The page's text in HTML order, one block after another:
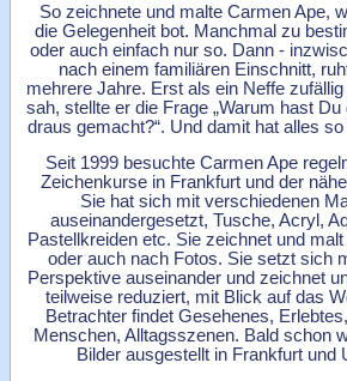
So zeichnete und malte Carmen Ape,
die Gelegenheit bot. Manchmal zu
oder auch einfach nur so. Dann -
nach einem familiären Einschnitt,
mehrere Jahre. Erst als ein Neffe
sah, stellte er die Frage „Warum hast
draus gemacht?“. Und damit hat alles
Seit 1999 besuchte Carmen Ape
Zeichenkurse in Frankfurt und der
Sie hat sich mit verschiedenen
auseinandergesetzt, Tusche, Acryl,
Pastellkreiden etc. Sie zeichnet und
oder auch nach Fotos. Sie setzt sich
Perspektive auseinander und zeichnet
teilweise reduziert, mit Blick auf das
Betrachter findet Gesehenes,
Menschen, Alltagsszenen. Bald schon
Bilder ausgestellt in Frankfurt und